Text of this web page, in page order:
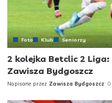
Foto Klub Seniorzy
2 kolejka Betclic 2 Liga:
Zawisza Bydgoszcz
Posted
Napisane przez Zawisza Bydgoszcz 0